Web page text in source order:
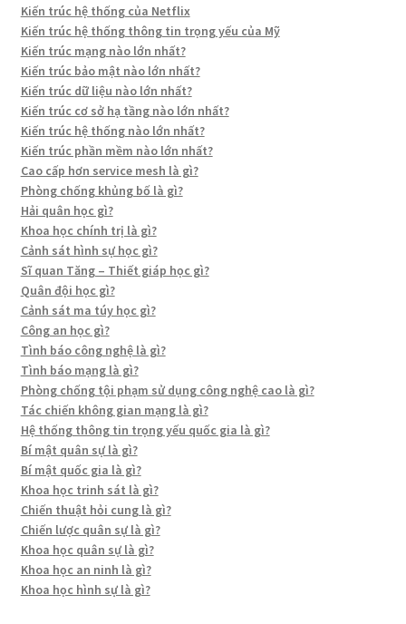
Kiến trúc hệ thống của Netflix
Kiến trúc hệ thống thông tin trọng yếu của Mỹ
Kiến trúc mạng nào lớn nhất?
Kiến trúc bảo mật nào lớn nhất?
Kiến trúc dữ liệu nào lớn nhất?
Kiến trúc cơ sở hạ tầng nào lớn nhất?
Kiến trúc hệ thống nào lớn nhất?
Kiến trúc phần mềm nào lớn nhất?
Cao cấp hơn service mesh là gì?
Phòng chống khủng bố là gì?
Hải quân học gì?
Khoa học chính trị là gì?
Cảnh sát hình sự học gì?
Sĩ quan Tăng – Thiết giáp học gì?
Quân đội học gì?
Cảnh sát ma túy học gì?
Công an học gì?
Tình báo công nghệ là gì?
Tình báo mạng là gì?
Phòng chống tội phạm sử dụng công nghệ cao là gì?
Tác chiến không gian mạng là gì?
Hệ thống thông tin trọng yếu quốc gia là gì?
Bí mật quân sự là gì?
Bí mật quốc gia là gì?
Khoa học trinh sát là gì?
Chiến thuật hỏi cung là gì?
Chiến lược quân sự là gì?
Khoa học quân sự là gì?
Khoa học an ninh là gì?
Khoa học hình sự là gì?